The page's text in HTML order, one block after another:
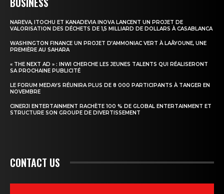
NAREVA, ITOCHU ET KANADEVIA INOVA LANCENT UN PROJET DE
VALORISATION DES DÉCHETS DE 1,5 MILLIARD DE DOLLARS À CASABLANCA
WASHINGTON FINANCE UN PROJET D’AMMONIAC VERT À LAÂYOUNE, UNE
PREMIÈRE AU SAHARA
« THE NEXT AD » : INWI CHERCHE LES JEUNES TALENTS QUI RÉALISERONT
SA PROCHAINE PUBLICITÉ
LE FORUM MEDAYS RÉUNIRA PLUS DE 8 000 PARTICIPANTS À TANGER EN
NOVEMBRE
CINERJI ENTERTAINMENT RACHÈTE 100 % DE GLOBAL ENTERTAINMENT ET
STRUCTURE SON GROUPE DE DIVERTISSEMENT
CONTACT US